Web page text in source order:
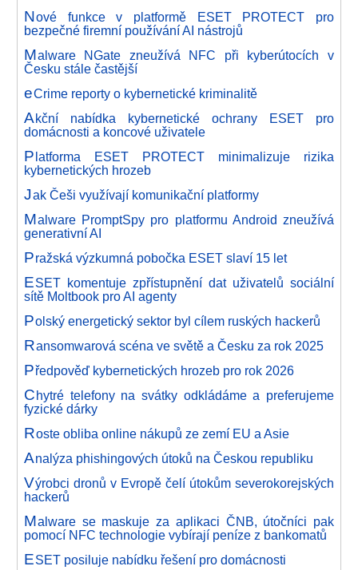
Nové funkce v platformě ESET PROTECT pro
bezpečné firemní používání AI nástrojů
Malware NGate zneužívá NFC při kyberútocích v
Česku stále častější
eCrime reporty o kybernetické kriminalitě
Akční nabídka kybernetické ochrany ESET pro
domácnosti a koncové uživatele
Platforma ESET PROTECT minimalizuje rizika
kybernetických hrozeb
Jak Češi využívají komunikační platformy
Malware PromptSpy pro platformu Android zneužívá
generativní AI
Pražská výzkumná pobočka ESET slaví 15 let
ESET komentuje zpřístupnění dat uživatelů sociální
sítě Moltbook pro AI agenty
Polský energetický sektor byl cílem ruských hackerů
Ransomwarová scéna ve světě a Česku za rok 2025
Předpověď kybernetických hrozeb pro rok 2026
Chytré telefony na svátky odkládáme a preferujeme
fyzické dárky
Roste obliba online nákupů ze zemí EU a Asie
Analýza phishingových útoků na Českou republiku
Výrobci dronů v Evropě čelí útokům severokorejských
hackerů
Malware se maskuje za aplikaci ČNB, útočníci pak
pomocí NFC technologie vybírají peníze z bankomatů
ESET posiluje nabídku řešení pro domácnosti